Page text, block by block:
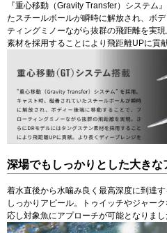
『重心移動（Gravity Transfer）システム
たスチールボールが瞬時に解放され、ボ
ティングミノーながら抜群の飛距離を実
素材を採用することにより飛距離UPに貢献
深場でもしっかりとした大きな
着水直後から水噛み良く最高深度に到達
しっかりアピール。トゥイッチやジャー
応し対象魚にアプローチが可能となりまし